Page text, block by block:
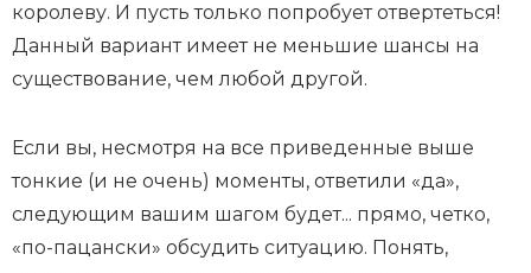
королеву. И пусть только попробует отвертеться!
Данный вариант имеет не меньшие шансы на
существование, чем любой другой.
Если вы, несмотря на все приведенные выше
тонкие (и не очень) моменты, ответили «да»,
следующим вашим шагом будет... прямо, четко,
«по-пацански» обсудить ситуацию. Понять,